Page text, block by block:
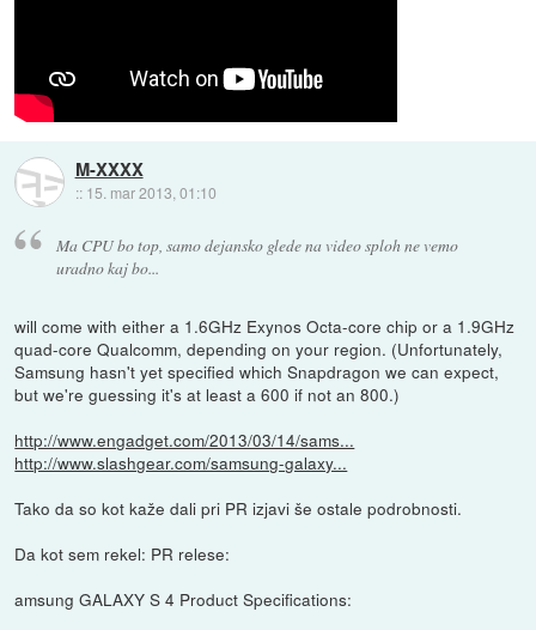
M-XXXX
:: 15. mar 2013, 01:10
Ma CPU bo top, samo dejansko glede na video sploh ne vemo
uradno kaj bo...
will come with either a 1.6GHz Exynos Octa-core chip or a 1.9GHz
quad-core Qualcomm, depending on your region. (Unfortunately,
Samsung hasn't yet specified which Snapdragon we can expect,
but we're guessing it's at least a 600 if not an 800.)
http://www.engadget.com/2013/03/14/sams...
http://www.slashgear.com/samsung-galaxy...
Tako da so kot kaže dali pri PR izjavi še ostale podrobnosti.
Da kot sem rekel: PR relese:
amsung GALAXY S 4 Product Specifications: